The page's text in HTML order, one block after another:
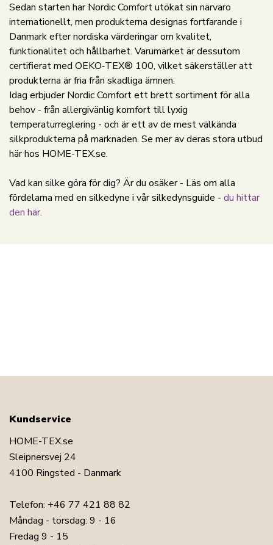
Sedan starten har Nordic Comfort utökat sin närvaro
internationellt, men produkterna designas fortfarande i
Danmark efter nordiska värderingar om kvalitet,
funktionalitet och hållbarhet. Varumärket är dessutom
certifierat med OEKO‑TEX® 100, vilket säkerställer att
produkterna är fria från skadliga ämnen.
Idag erbjuder Nordic Comfort ett brett sortiment för alla
behov - från allergivänlig komfort till lyxig
temperaturreglering - och är ett av de mest välkända
silkprodukterna på marknaden. Se mer av deras stora utbud
här hos HOME-TEX.se.
Vad kan silke göra för dig? Är du osäker - Läs om alla
fördelarna med en silkedyne i vår silkedynsguide - du hittar
den här.
Kundservice
HOME-TEX.se
Sleipnersvej 24
4100 Ringsted - Danmark
Telefon: +46 77 421 88 82
Måndag - torsdag: 9 - 16
Fredag 9 - 15